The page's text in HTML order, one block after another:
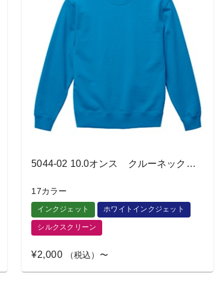
5044-02 10.0オンス クルーネックスウェット＜キッズ＞
17カラー
インクジェット ホワイトインクジェット
シルクスクリーン
¥2,000 （税込）〜